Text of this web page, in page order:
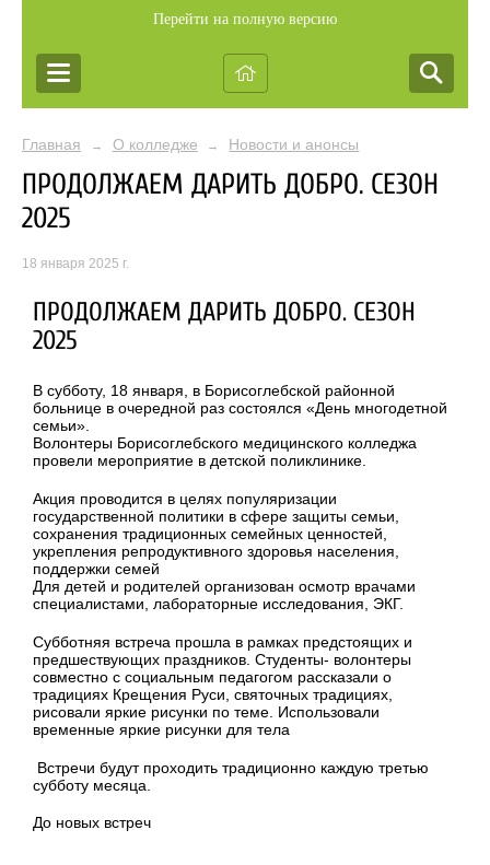
Перейти на полную версию
Главная → О колледже → Новости и анонсы
ПРОДОЛЖАЕМ ДАРИТЬ ДОБРО. СЕЗОН
2025
18 января 2025 г.
ПРОДОЛЖАЕМ ДАРИТЬ ДОБРО. СЕЗОН
2025
В субботу, 18 января, в Борисоглебской районной
больнице в очередной раз состоялся «День многодетной
семьи».
Волонтеры Борисоглебского медицинского колледжа
провели мероприятие в детской поликлинике.
Акция проводится в целях популяризации
государственной политики в сфере защиты семьи,
сохранения традиционных семейных ценностей,
укрепления репродуктивного здоровья населения,
поддержки семей
Для детей и родителей организован осмотр врачами
специалистами, лабораторные исследования, ЭКГ.
Субботняя встреча прошла в рамках предстоящих и
предшествующих праздников. Студенты- волонтеры
совместно с социальным педагогом рассказали о
традициях Крещения Руси, святочных традициях,
рисовали яркие рисунки по теме. Использовали
временные яркие рисунки для тела
Встречи будут проходить традиционно каждую третью
субботу месяца.
До новых встреч